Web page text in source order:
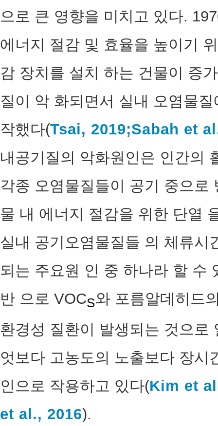
으로 큰 영향을 미치고 있다.
에너지 절감 및 효율을 높이기
감 장치를 설치 하는 건물이 증
질이 악 화되면서 실내 오염물
작했다(Tsai, 2019;Sabah et
내공기질의 악화원인은 인간의
각종 오염물질들이 공기 중으
물 내 에너지 절감을 위한 단열
실내 공기오염물질들 의 체류시
되는 주요원 인 중 하나라 할 수
반 으로 VOCS와 포름알데히드
환경성 질환이 발생되는 것으
엇보다 고농도의 노출보다 장
인으로 작용하고 있다(Kim et
et al., 2016).